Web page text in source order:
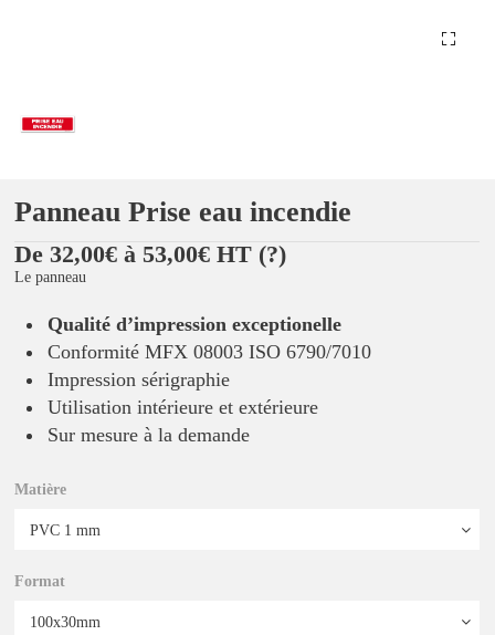
Panneau Prise eau incendie
De 32,00€ à 53,00€ HT (?)
Le panneau
Qualité d’impression exceptionelle
Conformité MFX 08003 ISO 6790/7010
Impression sérigraphie
Utilisation intérieure et extérieure
Sur mesure à la demande
Matière
Format